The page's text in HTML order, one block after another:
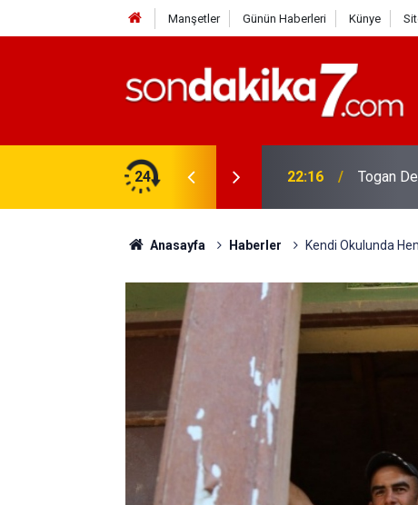
Manşetler Günün Haberleri Künye
24 22:16 Togan
Anasayfa Haberler Kendi Okulunda